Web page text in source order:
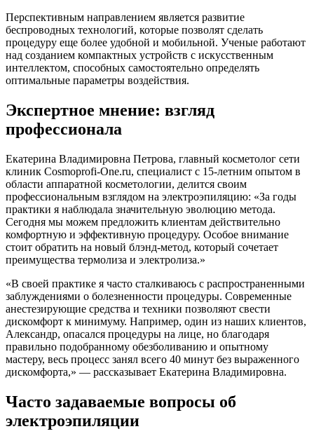
Перспективным направлением является развитие
беспроводных технологий, которые позволят сделать
процедуру еще более удобной и мобильной. Ученые работают
над созданием компактных устройств с искусственным
интеллектом, способных самостоятельно определять
оптимальные параметры воздействия.
Экспертное мнение: взгляд
профессионала
Екатерина Владимировна Петрова, главный косметолог сети
клиник Cosmoprofi-One.ru, специалист с 15-летним опытом в
области аппаратной косметологии, делится своим
профессиональным взглядом на электроэпиляцию: «За годы
практики я наблюдала значительную эволюцию метода.
Сегодня мы можем предложить клиентам действительно
комфортную и эффективную процедуру. Особое внимание
стоит обратить на новый блэнд-метод, который сочетает
преимущества термолиза и электролиза.»
«В своей практике я часто сталкиваюсь с распространенными
заблуждениями о болезненности процедуры. Современные
анестезирующие средства и техники позволяют свести
дискомфорт к минимуму. Например, один из наших клиентов,
Александр, опасался процедуры на лице, но благодаря
правильно подобранному обезболиванию и опытному
мастеру, весь процесс занял всего 40 минут без выраженного
дискомфорта,» — рассказывает Екатерина Владимировна.
Часто задаваемые вопросы об
электроэпиляции